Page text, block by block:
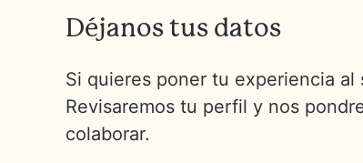
Déjanos tus datos
Si quieres poner tu experiencia
Revisaremos tu perfil y nos
colaborar.